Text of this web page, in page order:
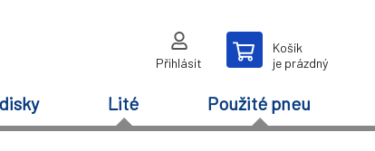
Přihlásit
Košík
je prázdný
Lité Použité pneu